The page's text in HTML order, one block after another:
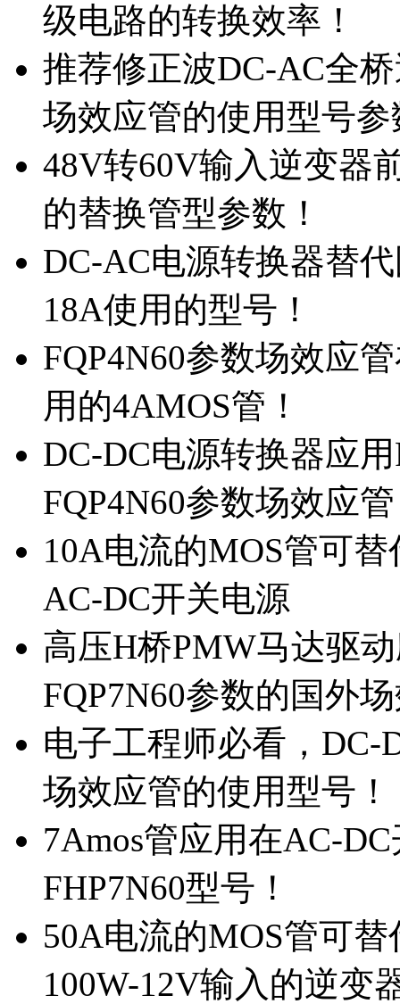
级电路的转换效率！
推荐修正波DC-AC全
场效应管的使用型号参
48V转60V输入逆变器
的替换管型参数！
DC-AC电源转换器替
18A使用的型号！
FQP4N60参数场效应
用的4AMOS管！
DC-DC电源转换器应
FQP4N60参数场效应
10A电流的MOS管可
AC-DC开关电源
高压H桥PMW马达驱
FQP7N60参数的国外
电子工程师必看，DC-
场效应管的使用型号！
7Amos管应用在AC-
FHP7N60型号！
50A电流的MOS管可
100W-12V输入的逆变